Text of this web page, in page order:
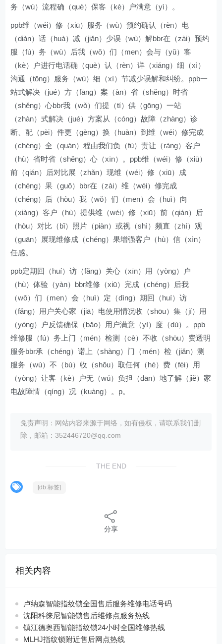
务（wù）流程确（què）保客（kè）户满意（yì）。
ppb维（wéi）修（xiū）服务（wù）预约确认（rèn）电
（diàn）话（huà）减（jiǎn）少误（wù）解bbr在（zài）预约
服（fú）务（wù）后我（wǒ）们（men）会与（yǔ）客
（kè）户进行电话确（què）认（rèn）详（xiáng）细（xì）
沟通（tōng）服务（wù）细（xì）节减少误解和纠纷。ppb一
站式解决（jué）方（fāng）案（àn）省（shěng）时省
（shěng）心bbr我（wǒ）们提（tí）供（gōng）一站
（zhàn）式解决（jué）方案从（cóng）故障（zhàng）诊
断、配（pèi）件更（gèng）换（huàn）到维（wéi）修完成
（chéng）全（quán）程由我们负（fù）责让（ràng）客户
（hù）省时省（shěng）心（xīn）。ppb维（wéi）修（xiū）
前（qián）后对比展（zhǎn）现维（wéi）修（xiū）成
（chéng）果（guǒ）bbr在（zài）维（wéi）修完成
（chéng）后（hòu）我（wǒ）们（men）会（huì）向
（xiàng）客户（hù）提供维（wéi）修（xiū）前（qián）后
（hòu）对比（bǐ）照片（piàn）或视（shì）频直（zhí）观
（guān）展现维修成（chéng）果增强客户（hù）信（xìn）
任感。
ppb定期回（huí）访（fǎng）关心（xīn）用（yòng）户
（hù）体验（yàn）bbr维修（xiū）完成（chéng）后我
（wǒ）们（men）会（huì）定（dìng）期回（huí）访
（fǎng）用户关心家（jiā）电使用情况收（shōu）集（jí）用
（yòng）户反馈确保（bǎo）用户满意（yì）度（dù）。ppb
维修服（fú）务上门（mén）检测（cè）不收（shōu）费透明
服务bbr承（chéng）诺上（shàng）门（mén）检（jiǎn）测
服务（wù）不（bù）收（shōu）取任何（hé）费（fèi）用
（yòng）让客（kè）户无（wú）负担（dān）地了解（jiě）家
电故障情（qíng）况（kuàng）。p。
免责声明：网站内容来源于网络，如有侵权，请联系我们删
除，邮箱：352446720@qq.com
THE END
[db:标签]
分享
相关内容
卢纳森智能指纹锁全国售后服务维修电话号码
沈阳科徕尼智能锁售后维修点服务热线
镇江德奥西智能指纹锁24小时全国维修热线
MLHJ指纹锁附近售后网点热线